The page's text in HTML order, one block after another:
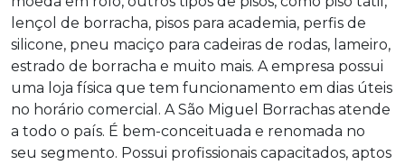
lençol de borracha, pisos para academia, perfis de
silicone, pneu maciço para cadeiras de rodas, lameiro,
estrado de borracha e muito mais. A empresa possui
uma loja física que tem funcionamento em dias úteis
no horário comercial. A São Miguel Borrachas atende
a todo o país. É bem-conceituada e renomada no
seu segmento. Possui profissionais capacitados, aptos